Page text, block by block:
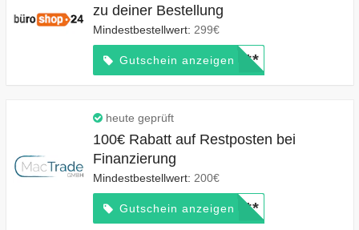
zu deiner Bestellung
Mindestbestellwert: 299€
Gutschein anzeigen*****
heute geprüft
100€ Rabatt auf Restposten bei
Finanzierung
Mindestbestellwert: 200€
Gutschein anzeigen*****